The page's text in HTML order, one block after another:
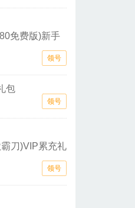
领号
领号
领号